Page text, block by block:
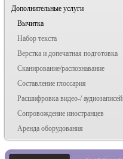
Дополнительные услуги
Вычитка
Набор текста
Верстка и допечатная подготовка
Сканирование/распознавание
Составление глоссария
Расшифровка видео-/ аудиозаписей
Сопровождение иностранцев
Аренда оборудования